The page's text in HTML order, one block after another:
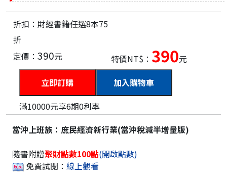
折扣：財經書籍任選8本75
折
定價： 390元 特價NT$： 390元
加入購物車
滿10000元享6期0利率
當沖上班族：庶民經濟新行業(當沖稅減半增量版)
隨書附贈聚財點數100點(開啟點數)
免費試閱： 線上觀看